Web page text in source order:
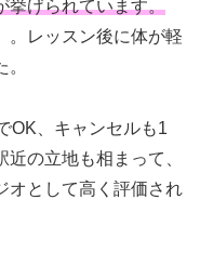
挙げられています。
。レッスン後に体が軽
OK、キャンセルも1
の立地も相まって、
オとして高く評価され